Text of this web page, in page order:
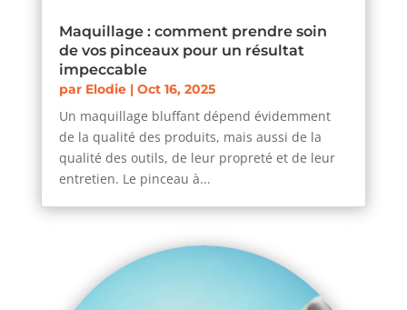
Maquillage : comment prendre soin
de vos pinceaux pour un résultat
impeccable
par Elodie| Oct 16, 2025
Un maquillage bluffant dépend évidemment
de la qualité des produits, mais aussi de la
qualité des outils, de leur propreté et de leur
entretien. Le pinceau à...